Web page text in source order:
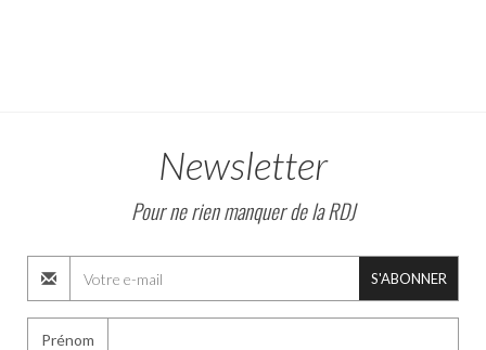
Newsletter
Pour ne rien manquer de la RDJ
S'ABONNER
Prénom